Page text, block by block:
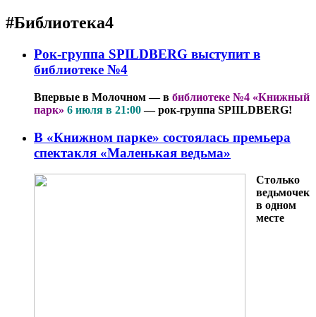
#Библиотека4
Рок-группа SPILDBERG выступит в
библиотеке №4
Впервые в Молочном — в библиотеке №4 «Книжный
парк» 6 июля в 21:00— рок-группа SPIILDBERG!
В «Книжном парке» состоялась премьера
спектакля «Маленькая ведьма»
Столько
ведьмочек
в одном
месте